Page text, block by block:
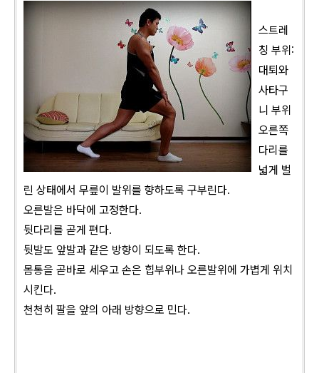
스트레
칭 부위:
대퇴와
사타구
니 부위
오른쪽
다리를
넓게 벌
린 상태에서 무릎이 발위를 향하도록 구부린다.
오른발은 바닥에 고정한다.
뒷다리를 곧게 편다.
뒷발도 앞발과 같은 방향이 되도록 한다.
몸통을 곧바로 세우고 손은 힙부위나 오른발위에 가볍게 위치
시킨다.
천천히 팔을 앞의 아래 방향으로 민다.